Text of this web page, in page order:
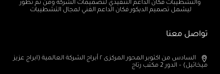
والتشطيبات فكان الداعم التنفيذي لتصميمات الشركة ومن ثم تطور
ليشمل تصميم الديكور فكان الداعم الفني لمجال التشطيبات
تواصل معنا
السادس من اكتوبر المحور المركزى ٢ أبراج الشركة العالمية (ابراج عزيز
ميخائيل) – الدور 2 مكتب رتاج